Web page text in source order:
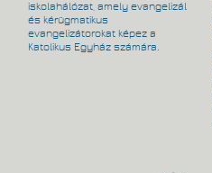
iskolahálózat, amely evangelizál
és kérügmatikus
evangelizátorokat képez a
Katolikus Egyház számára.